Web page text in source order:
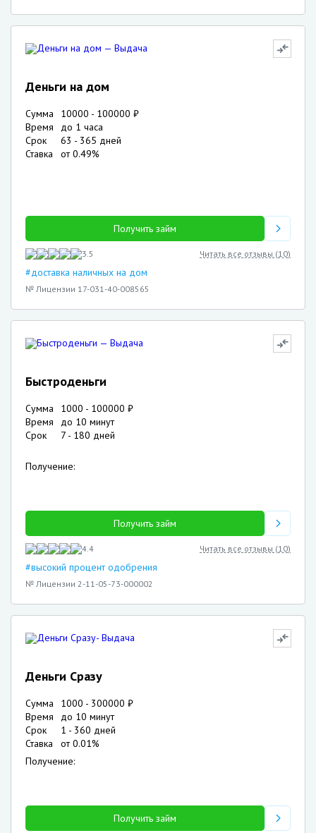
Деньги на дом
Сумма 10000 - 100000 ₽
Время
до 1 часа
Срок
63 - 365 дней
Ставка
от0.49%
Получить займ
3.5 Читать все отзывы (10)
#доставка наличных на дом
№ Лицензии 17-031-40-008565
Быстроденьги
Сумма 1000 - 100000 ₽
Время
до 10 минут
Срок
7 - 180 дней
Получение:
Получить займ
4.4 Читать все отзывы (10)
#высокий процент одобрения
№ Лицензии 2-11-05-73-000002
Деньги Сразу
Сумма 1000 - 300000 ₽
Время
до 10 минут
Срок
1 - 360 дней
Ставка
от0.01%
Получение:
Получить займ